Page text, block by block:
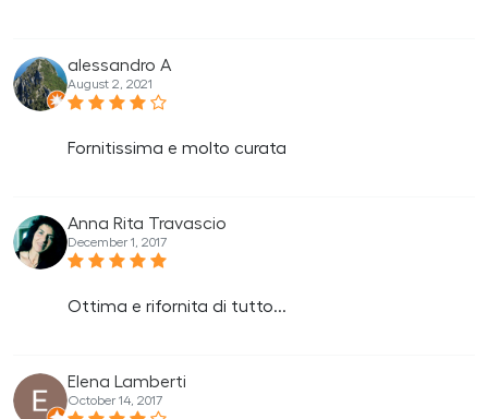
alessandro A
August 2, 2021
Fornitissima e molto curata
Anna Rita Travascio
December 1, 2017
Ottima e rifornita di tutto...
Elena Lamberti
October 14, 2017